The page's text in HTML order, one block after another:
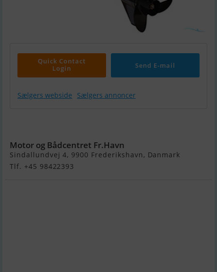
Quick Contact
Login
Send E-mail
Sælgers webside Sælgers annoncer
Motor og Bådcentret Fr.Havn
Sindallundvej 4, 9900 Frederikshavn, Danmark
Tlf. +45 98422393